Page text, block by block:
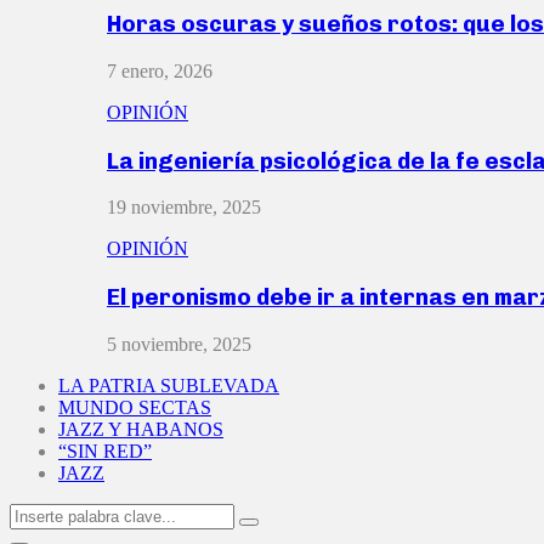
Horas oscuras y sueños rotos: que
7 enero, 2026
OPINIÓN
La ingeniería psicológica de la fe
19 noviembre, 2025
OPINIÓN
El peronismo debe ir a internas en
5 noviembre, 2025
LA PATRIA SUBLEVADA
MUNDO SECTAS
JAZZ Y HABANOS
“SIN RED”
JAZZ
Search
for:
Search